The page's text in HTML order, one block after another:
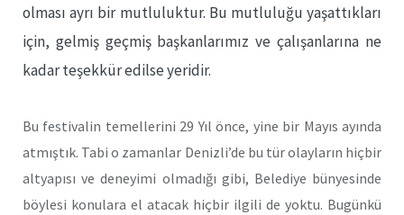
olması ayrı bir mutluluktur. Bu mutluluğu yaşattıkları
için, gelmiş geçmiş başkanlarımız ve çalışanlarına ne
kadar teşekkür edilse yeridir.
Bu festivalin temellerini 29 Yıl önce, yine bir Mayıs ayında
atmıştık. Tabi o zamanlar Denizli’de bu tür olayların hiçbir
altyapısı ve deneyimi olmadığı gibi, Belediye bünyesinde
böylesi konulara el atacak hiçbir ilgili de yoktu. Bugünkü